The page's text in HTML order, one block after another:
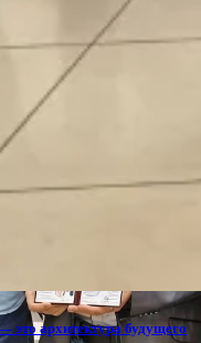
это архитектура будущего